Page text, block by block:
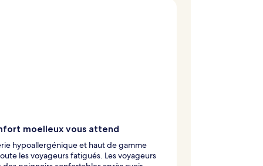
moelleux vous attend
hypoallergénique et haut de gamme
les voyageurs fatigués. Les voyageurs